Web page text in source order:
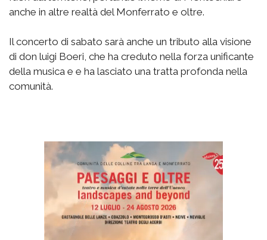
anche in altre realtà del Monferrato e oltre.
Il concerto di sabato sarà anche un tributo alla visione
di don luigi Boeri, che ha creduto nella forza unificante
della musica e e ha lasciato una tratta profonda nella
comunità.